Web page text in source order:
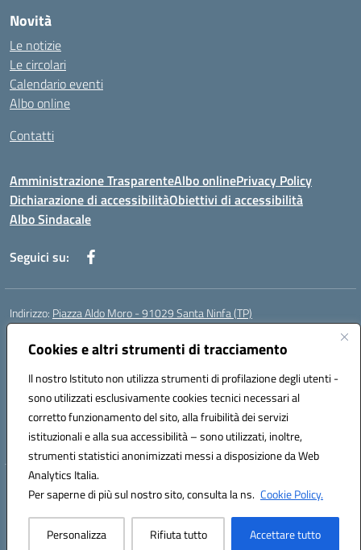
Cookies e altri strumenti di tracciamento
Il nostro Istituto non utilizza strumenti di profilazione degli utenti -
sono utilizzati esclusivamente cookies tecnici necessari al
corretto funzionamento del sito, alla fruibilità dei servizi
istituzionali e alla sua accessibilità – sono utilizzati, inoltre,
strumenti statistici anonimizzati messi a disposizione da Web
Analytics Italia.
Per saperne di più sul nostro sito, consulta la ns. Cookie Policy.
Personalizza Rifiuta tutto Accettare tutto
Novità
Le notizie
Le circolari
Calendario eventi
Albo online
Contatti
Amministrazione TrasparenteAlbo onlinePrivacy Policy
Dichiarazione di accessibilitàObiettivi di accessibilità
Albo Sindacale
Seguici su:
Indirizzo: Piazza Aldo Moro - 91029 Santa Ninfa (TP)
Centralino:
Posta elettronica certificata (PEC):tpic807004@pec.istruzione.it
Codice fiscale: 81002070811
Codice meccanografico:TPIC807004
Codice Indice delle Pubbliche Amministrazioni (IPA): istsc_tpic807004
Codice unico di fatturazione (CUF): UFLMAN
Hosting & Powered by 3D Solution S.r.l.
Concept & Design by Designers Italia